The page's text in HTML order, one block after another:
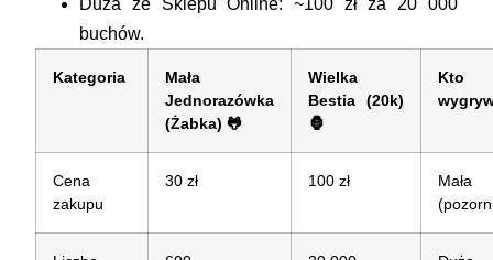
buchów.
Kategoria
Mała
Jednorazówka
(Żabka) 🐸
Wielka
Bestia (20k)
🦍
Kto
Cena
zakupu
30 zł 100 zł
Mała